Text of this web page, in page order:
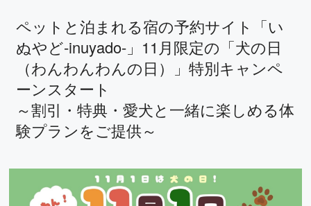
ペットと泊まれる宿の予約サイト「い
ぬやど-inuyado-」11月限定の「犬の日
（わんわんわんの日）」特別キャンペ
ーンスタート
～割引・特典・愛犬と一緒に楽しめる体
験プランをご提供～